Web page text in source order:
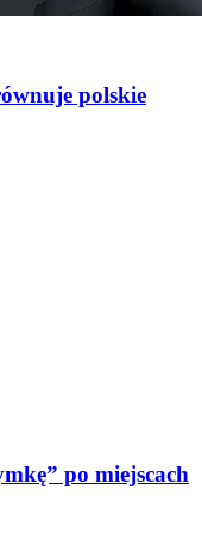
polskie
po miejscach